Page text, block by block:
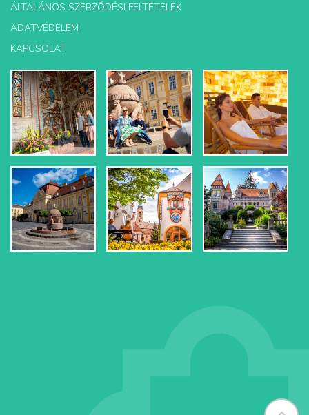
ÁLTALÁNOS SZERZŐDÉSI FELTÉTELEK
ADATVÉDELEM
KAPCSOLAT